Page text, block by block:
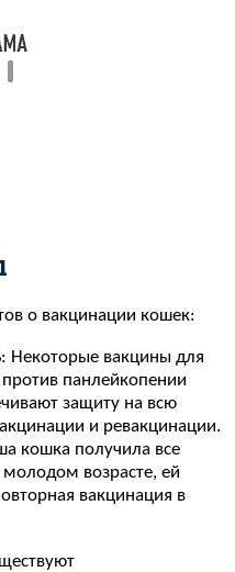
о вакцинации кошек:
: Некоторые вакцины для
панлейкопении
защиту на всю
и ревакцинации.
кошка получила все
возрасте, ей
вакцинация в